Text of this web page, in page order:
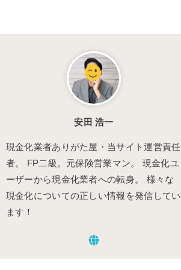
安田 浩一
現金化業者ありがた屋・当サイト運営責任
者。 FP二級。元保険営業マン。 現金化ユ
ーザーから現金化業者への転身。 様々な
現金化についての正しい情報を発信してい
ます！